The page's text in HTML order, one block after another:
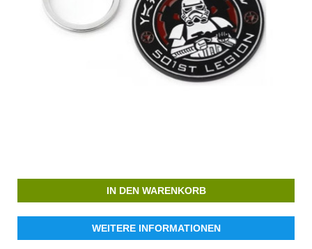
IN DEN WARENKORB
WEITERE INFORMATIONEN